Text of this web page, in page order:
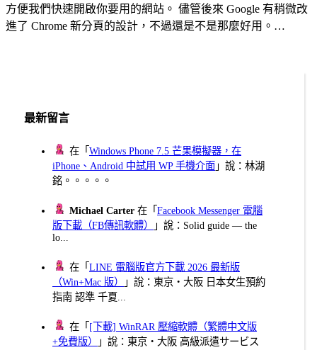
方便我們快速開啟你要用的網站。 儘管後來 Google 有稍微改
進了 Chrome 新分頁的設計，不過還是不是那麼好用。…
最新留言
在「Windows Phone 7.5 芒果模擬器，在
iPhone、Android 中試用 WP 手機介面 」說：林湖
銘。。。。。
Michael Carter 在「Facebook Messenger 電腦
版下載（FB傳訊軟體）
」說：Solid guide — the
lo...
在「LINE 電腦版官方下載 2026 最新版
（Win+Mac 版）
」說：東京・大阪 日本女生預約
指南 認準 千夏...
在「 [下載] WinRAR 壓縮軟體（繁體中文版
+免費版）
」說：東京・大阪 高級派遣サービス